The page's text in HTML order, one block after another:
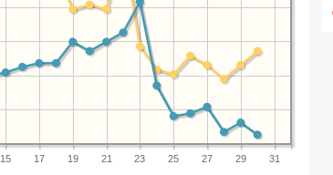
15 17 19 21 23 25 27 29 31